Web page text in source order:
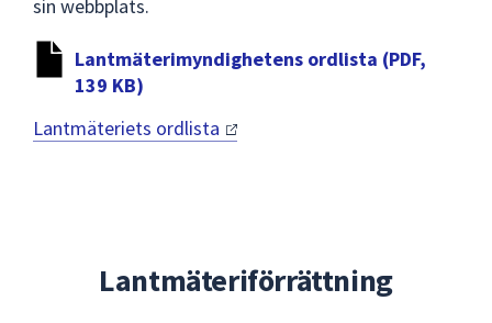
sin webbplats.
Lantmäterimyndighetens ordlista (PDF,
139 KB)
Lantmäteriets ordlista
Lantmäteriförrättning